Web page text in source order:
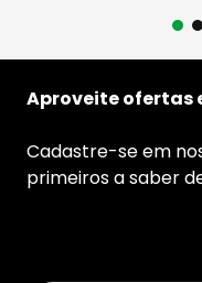
Aproveite ofertas
Cadastre-se em
primeiros a saber